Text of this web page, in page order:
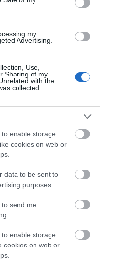
my
Advertising.
Use,
Sharing of my
with the
collected.
enable storage
cookies on web or
data to be sent to
purposes.
to send me
enable storage
cookies on web or
Σύλλογο Δύμης στο
Πίστας
να ελέγξετε τα λάστιχα